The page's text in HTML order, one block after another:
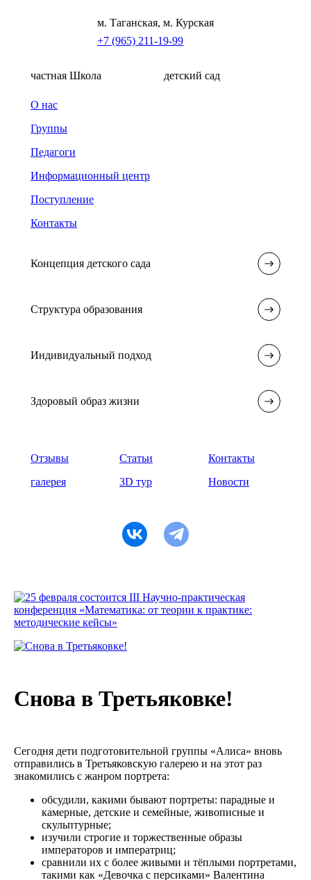
м. Таганская, м. Курская
+7 (965) 211-19-99
частная Школа детский сад
О нас
Группы
Педагоги
Информационный центр
Поступление
Контакты
Концепция детского сада
Структура образования
Индивидуальный подход
Здоровый образ жизни
Отзывы Статьи
Контакты
галерея
3D тур Новости
Снова в Третьяковке!
Сегодня дети подготовительной группы «Алиса» вновь
отправились в Третьяковскую галерею и на этот раз
знакомились с жанром портрета:
обсудили, какими бывают портреты: парадные и
камерные, детские и семейные, живописные и
скульптурные;
️изучили строгие и торжественные образы
императоров и императриц;
сравнили их с более живыми и тёплыми портретами,
такими как «Девочка с персиками» Валентина